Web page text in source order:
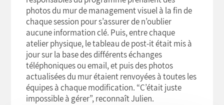
photos du mur de management visuel à la fin de
chaque session pour s’assurer de n’oublier
aucune information clé. Puis, entre chaque
atelier physique, le tableau de post-it était mis à
jour sur la base des différents échanges
téléphoniques ou email, et puis des photos
actualisées du mur étaient renvoyées à toutes les
équipes à chaque modification. “C’était juste
impossible à gérer”, reconnaît Julien.